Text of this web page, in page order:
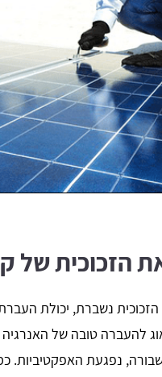
הזכוכית של
נשברת, יכולת
להעברה טובה של
נפגעת האפקטיביות.